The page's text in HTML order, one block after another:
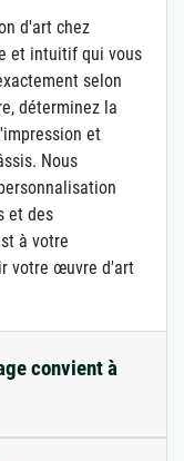
d'art chez
et intuitif qui vous
selon
déterminez la
et
Nous
et des
à votre
votre œuvre d'art
convient à